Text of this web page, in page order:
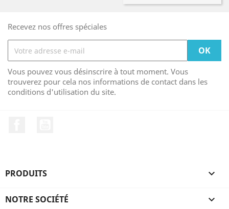
Recevez nos offres spéciales
Vous pouvez vous désinscrire à tout moment. Vous
trouverez pour cela nos informations de contact dans les
conditions d'utilisation du site.
PRODUITS 
NOTRE SOCIÉTÉ 